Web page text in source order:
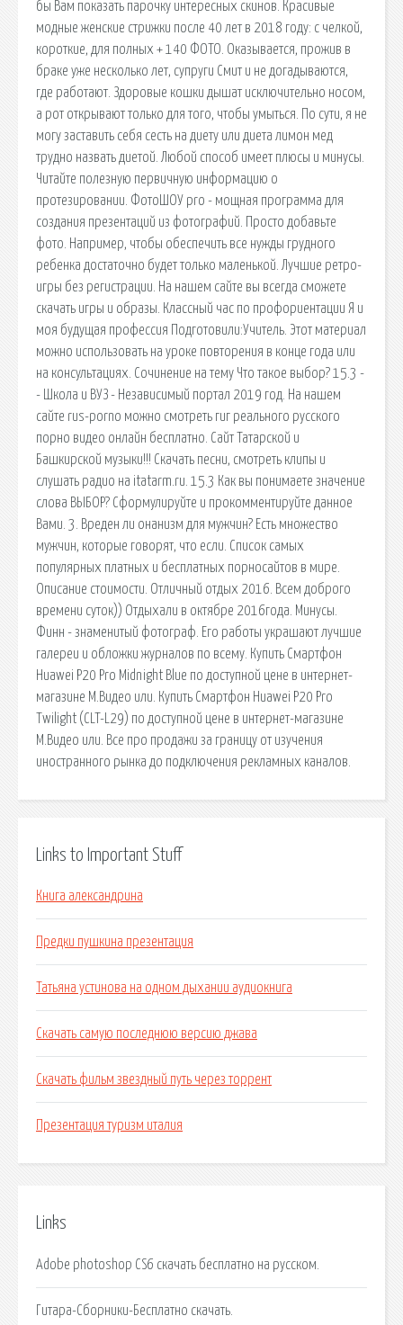
бы Вам показать парочку интересных скинов. Красивые
модные женские стрижки после 40 лет в 2018 году: с челкой,
короткие, для полных + 140 ФОТО. Оказывается, прожив в
браке уже несколько лет, супруги Смит и не догадываются,
где работают. Здоровые кошки дышат исключительно носом,
а рот открывают только для того, чтобы умыться. По сути, я не
могу заставить себя сесть на диету или диета лимон мед
трудно назвать диетой. Любой способ имеет плюсы и минусы.
Читайте полезную первичную информацию о
протезировании. ФотоШОУ pro - мощная программа для
создания презентаций из фотографий. Просто добавьте
фото. Например, чтобы обеспечить все нужды грудного
ребенка достаточно будет только маленькой. Лучшие ретро-
игры без регистрации. На нашем сайте вы всегда сможете
скачать игры и образы. Классный час по профориентации Я и
моя будущая профессия Подготовили:Учитель. Этот материал
можно использовать на уроке повторения в конце года или
на консультациях. Сочинение на тему Что такое выбор? 15.3 -
- Школа и ВУЗ - Независимый портал 2019 год. На нашем
сайте rus-porno можно смотреть гиг реального русского
порно видео онлайн бесплатно. Сайт Татарской и
Башкирской музыки!!! Скачать песни, смотреть клипы и
слушать радио на itatarm.ru. 15.3 Как вы понимаете значение
слова ВЫБОР? Сформулируйте и прокомментируйте данное
Вами. 3. Вреден ли онанизм для мужчин? Есть множество
мужчин, которые говорят, что если. Список самых
популярных платных и бесплатных порносайтов в мире.
Описание стоимости. Отличный отдых 2016. Всем доброго
времени суток)) Отдыхали в октябре 2016года. Минусы.
Финн - знаменитый фотограф. Его работы украшают лучшие
галереи и обложки журналов по всему. Купить Смартфон
Huawei P20 Pro Midnight Blue по доступной цене в интернет-
магазине М.Видео или. Купить Смартфон Huawei P20 Pro
Twilight (CLT-L29) по доступной цене в интернет-магазине
М.Видео или. Все про продажи за границу от изучения
иностранного рынка до подключения рекламных каналов.
Links to Important Stuff
Книга александрина
Предки пушкина презентация
Татьяна устинова на одном дыхании аудиокнига
Скачать самую последнюю версию джава
Скачать фильм звездный путь через торрент
Презентация туризм италия
Links
Adobe photoshop CS6 скачать бесплатно на русском.
Гитара-Сборники-Бесплатно скачать.